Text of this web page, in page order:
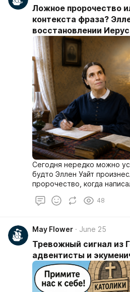
Ложное пророчество
контекста фраза?
восстановлении
Сегодня нередко можно
будто Эллен Уайт
пророчество, когда
48
May Flower June 25
Тревожный сигнал из
адвентисты и